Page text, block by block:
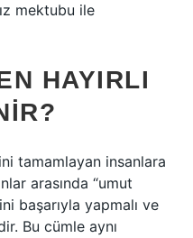
mektubu ile
HAYIRLI
tamamlayan insanlara
arasında “umut
başarıyla yapmalı ve
Bu cümle aynı